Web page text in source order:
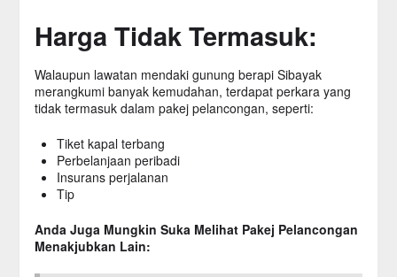
Harga Tidak Termasuk:
Walaupun lawatan mendaki gunung berapi Sibayak
merangkumi banyak kemudahan, terdapat perkara yang
tidak termasuk dalam pakej pelancongan, seperti:
Tiket kapal terbang
Perbelanjaan peribadi
Insurans perjalanan
Tip
Anda Juga Mungkin Suka Melihat Pakej Pelancongan
Menakjubkan Lain: